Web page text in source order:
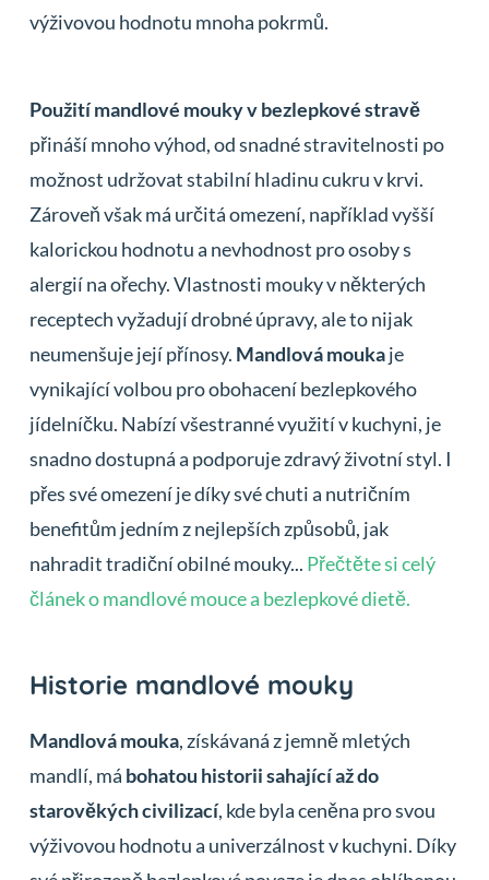
výživovou hodnotu mnoha pokrmů.
Použití mandlové mouky v bezlepkové stravě
přináší mnoho výhod, od snadné stravitelnosti po
možnost udržovat stabilní hladinu cukru v krvi.
Zároveň však má určitá omezení, například vyšší
kalorickou hodnotu a nevhodnost pro osoby s
alergií na ořechy. Vlastnosti mouky v některých
receptech vyžadují drobné úpravy, ale to nijak
neumenšuje její přínosy. Mandlová moukaje
vynikající volbou pro obohacení bezlepkového
jídelníčku. Nabízí všestranné využití v kuchyni, je
snadno dostupná a podporuje zdravý životní styl. I
přes své omezení je díky své chuti a nutričním
benefitům jedním z nejlepších způsobů, jak
nahradit tradiční obilné mouky... Přečtěte si celý
článek o mandlové mouce a bezlepkové dietě.
Historie mandlové mouky
Mandlová mouka, získávaná z jemně mletých
mandlí, má bohatou historii sahající až do
starověkých civilizací, kde byla ceněna pro svou
výživovou hodnotu a univerzálnost v kuchyni. Díky